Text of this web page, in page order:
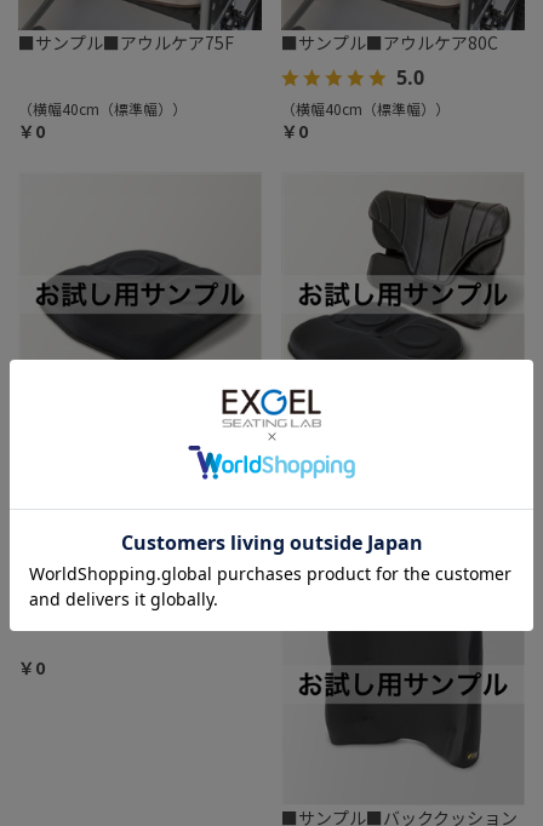
■サンプル■アウルケア75F
（横幅40cm（標準幅））
￥0
■サンプル■アウルケア80C
5.0
（横幅40cm（標準幅））
￥0
■サンプル■アウルサポートシ
■サンプル■アウルサポートセ
ット
■サンプル■バッククッション